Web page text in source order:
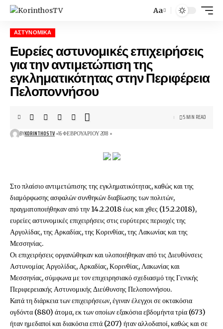
Aa
ΑΣΤΥΝΟΜΙΚΆ
Ευρείες αστυνομικές επιχειρήσεις
για την αντιμετώπιση της
εγκληματικότητας στην Περιφέρεια
Πελοποννήσου
BYKORINTHOSTV 16 ΦΕΒΡΟΥΑΡΊΟΥ 2018
5 MIN READ
Στο πλαίσιο αντιμετώπισης της εγκληματικότητας, καθώς και της
διαμόρφωσης ασφαλών συνθηκών διαβίωσης των πολιτών,
πραγματοποιήθηκαν από την 14.2.2018 έως και χθες (15.2.2018),
ευρείες αστυνομικές επιχειρήσεις στις ευρύτερες περιοχές της
Αργολίδας, της Αρκαδίας, της Κορινθίας, της Λακωνίας και της
Μεσσηνίας.
Οι επιχειρήσεις οργανώθηκαν και υλοποιήθηκαν από τις Διευθύνσεις
Αστυνομίας Αργολίδας, Αρκαδίας, Κορινθίας, Λακωνίας και
Μεσσηνίας, σύμφωνα με τον επιχειρησιακό σχεδιασμό της Γενικής
Περιφερειακής Αστυνομικής Διεύθυνσης Πελοποννήσου.
Κατά τη διάρκεια των επιχειρήσεων, έγιναν έλεγχοι σε οκτακόσια
ογδόντα (880) άτομα, εκ των οποίων εξακόσια εβδομήντα τρία (673)
ήταν ημεδαποί και διακόσια επτά (207) ήταν αλλοδαποί, καθώς και σε